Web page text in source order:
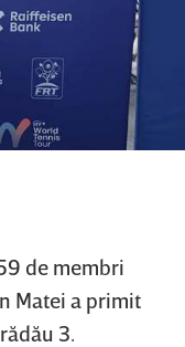
de membri
Matei a primit
3.